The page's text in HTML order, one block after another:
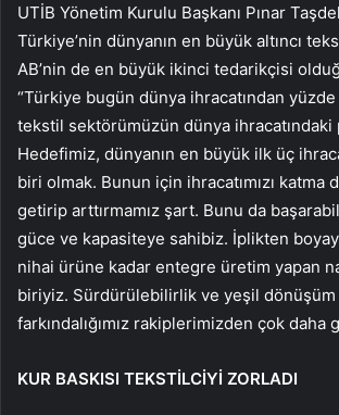
UTİB Yönetim Kurulu Başkanı Pınar
Türkiye’nin dünyanın en büyük altıncı
AB’nin de en büyük ikinci tedarikçisi
“Türkiye bugün dünya ihracatından yüzde
tekstil sektörümüzün dünya ihracatındaki
Hedefimiz, dünyanın en büyük ilk üç
biri olmak. Bunun için ihracatımızı katma
getirip arttırmamız şart. Bunu da
güce ve kapasiteye sahibiz. İplikten
nihai ürüne kadar entegre üretim yapan
biriyiz. Sürdürülebilirlik ve yeşil
farkındalığımız rakiplerimizden çok daha
KUR BASKISI TEKSTİLCİYİ ZORLADI